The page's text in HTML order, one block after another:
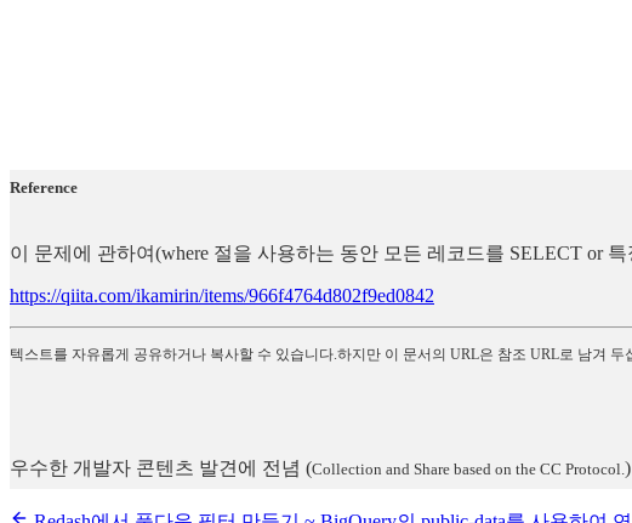
Reference
이 문제에 관하여(where 절을 사용하는 동안 모든 레코드를 SELECT or
https://qiita.com/ikamirin/items/966f4764d802f9ed0842
텍스트를 자유롭게 공유하거나 복사할 수 있습니다.하지만 이 문서의 URL은 참조 URL로 남겨 두
우수한 개발자 콘텐츠 발견에 전념 (Collection and Share based on the CC Protocol.)